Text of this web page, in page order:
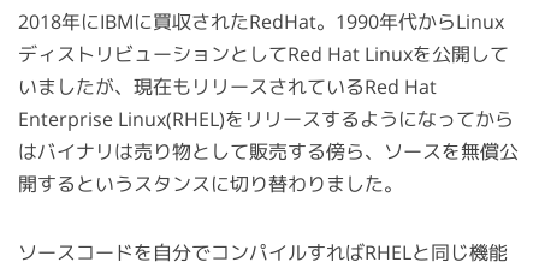
2018年にIBMに買収されたRedHat。1990年代からLinux
ディストリビューションとしてRed Hat Linuxを公開して
いましたが、現在もリリースされているRed Hat
Enterprise Linux(RHEL)をリリースするようになってから
はバイナリは売り物として販売する傍ら、ソースを無償公
開するというスタンスに切り替わりました。
ソースコードを自分でコンパイルすればRHELと同じ機能